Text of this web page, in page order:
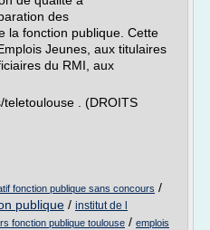
des
la fonction publique. Cette
Jeunes, aux titulaires
du RMI, aux
. (DROITS
fonction publique sans concours /
publique / institut de l
fonction publique toulouse / emplois